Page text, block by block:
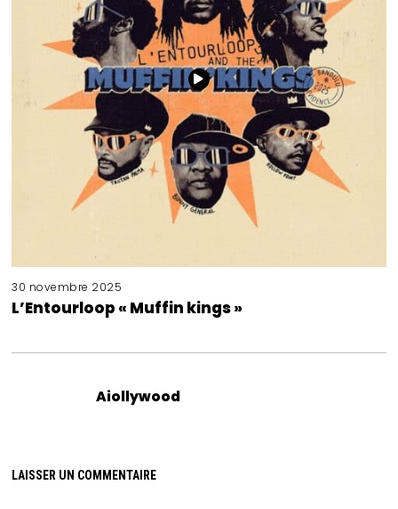
30 novembre 2025
L’Entourloop « Muffin kings »
Aiollywood
LAISSER UN COMMENTAIRE